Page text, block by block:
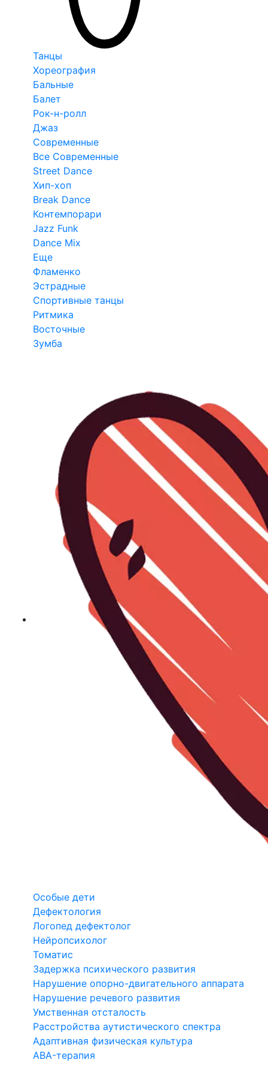
Танцы
Хореография
Бальные
Балет
Рок-н-ролл
Джаз
Современные
Все Современные
Street Dance
Хип-хоп
Break Dance
Контемпорари
Jazz Funk
Dance Mix
Еще
Фламенко
Эстрадные
Спортивные танцы
Ритмика
Восточные
Зумба
Особые дети
Дефектология
Логопед дефектолог
Нейропсихолог
Томатис
Задержка психического развития
Нарушение опорно-двигательного аппарата
Нарушение речевого развития
Умственная отсталость
Расстройства аутистического спектра
Адаптивная физическая культура
ABA-терапия